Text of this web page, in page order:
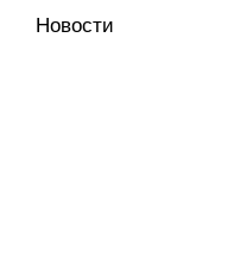
Новости